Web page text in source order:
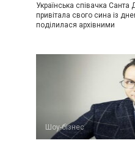
Українська співачка
привітала свого сина із
поділилася архівними
Шоу-бізнес